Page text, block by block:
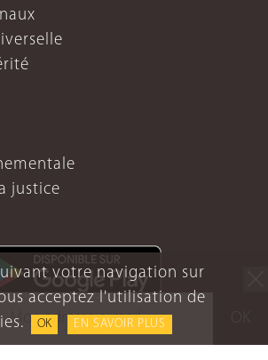
votre navigation sur
acceptez l'utilisation de
OK EN SAVOIR PLUS
justice
Mentions légales